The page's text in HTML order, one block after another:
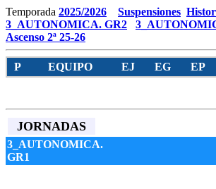
Temporada 2025/2026 Suspensiones
3_AUTONOMICA. GR2
Ascenso 2ª 25-26
P EQUIPO EJ EG EP
JORNADAS
3_AUTONOMICA.
GR1